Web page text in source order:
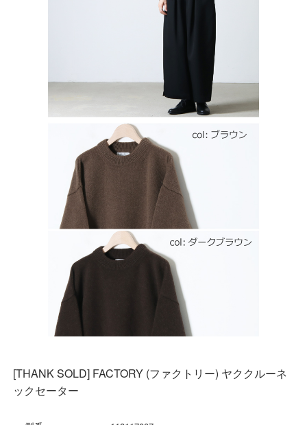
[THANK SOLD] FACTORY (ファクトリー) ヤククルーネ
ックセーター